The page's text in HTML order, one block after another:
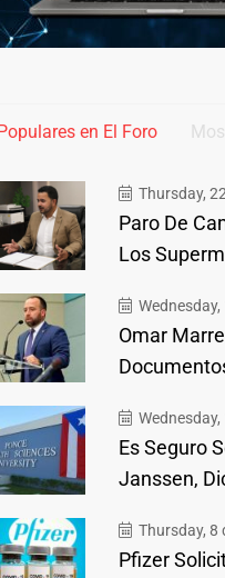
en El Foro
Thursday,
Paro De
Los
Omar
Es Seguro
Janssen,
Thursday, 8
Pfizer